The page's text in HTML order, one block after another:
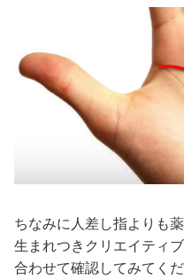
ちなみに人差し指よりも
生まれつきクリエイティ
合わせて確認してみてくだ